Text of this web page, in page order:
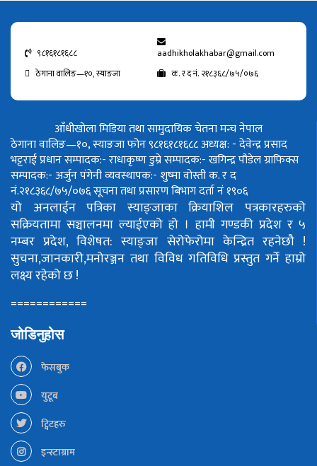
९८१६१८१६८८
aadhikholakhabar@gmail.com
ठेगाना वालिङ—१०, स्याङजा
क. र द नं. २१८३६८/७५/०७६
आँधीखोला मिडिया तथा सामुदायिक चेतना मन्च नेपाल
ठेगाना वालिङ—१०, स्याङजा फोन ९८१६१८१६८८अध्यक्ष: - देवेन्द्र प्रसाद
भट्टराईप्रधान सम्पादक:- राधाकृष्ण डुम्रेसम्पादक:- खगिन्द्र पौडेलग्राफिक्स
सम्पादक:- अर्जुन पंगेनीव्यवस्थापक:- शुष्मा वोस्तीक. र द
नं.२१८३६८/७५/०७६सूचना तथा प्रसारण बिभाग दर्ता नं १९०६
यो अनलाईन पत्रिका स्याङ्जाका क्रियाशिल पत्रकारहरुको
सक्रियतामा सञ्चालनमा ल्याईएको हो । हामी गण्डकी प्रदेश र ५
नम्बर प्रदेश, विशेषत: स्याङ्जा सेरोफेरोमा केन्द्रित रहनेछौ !
सुचना,जानकारी,मनोरञ्जन तथा विविध गतिविधि प्रस्तुत गर्ने हाम्रो
लक्ष्य रहेको छ !
============
जोडिनुहोस
फेसबुक
युटूब
ट्विटहरु
इन्स्टाग्राम